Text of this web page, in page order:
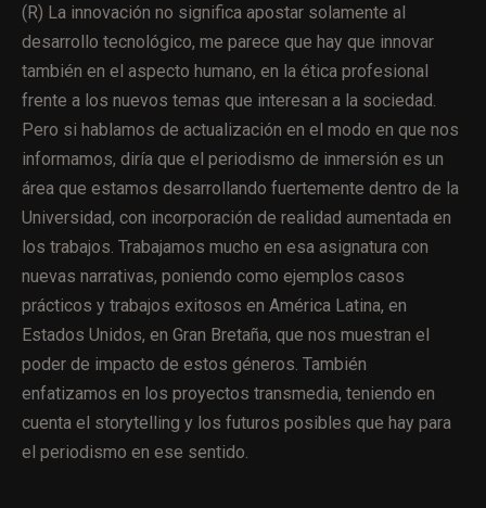
(R) La innovación no significa apostar solamente al
desarrollo tecnológico, me parece que hay que innovar
también en el aspecto humano, en la ética profesional
frente a los nuevos temas que interesan a la sociedad.
Pero si hablamos de actualización en el modo en que nos
informamos, diría que el periodismo de inmersión es un
área que estamos desarrollando fuertemente dentro de la
Universidad, con incorporación de realidad aumentada en
los trabajos. Trabajamos mucho en esa asignatura con
nuevas narrativas, poniendo como ejemplos casos
prácticos y trabajos exitosos en América Latina, en
Estados Unidos, en Gran Bretaña, que nos muestran el
poder de impacto de estos géneros. También
enfatizamos en los proyectos transmedia, teniendo en
cuenta el storytelling y los futuros posibles que hay para
el periodismo en ese sentido.